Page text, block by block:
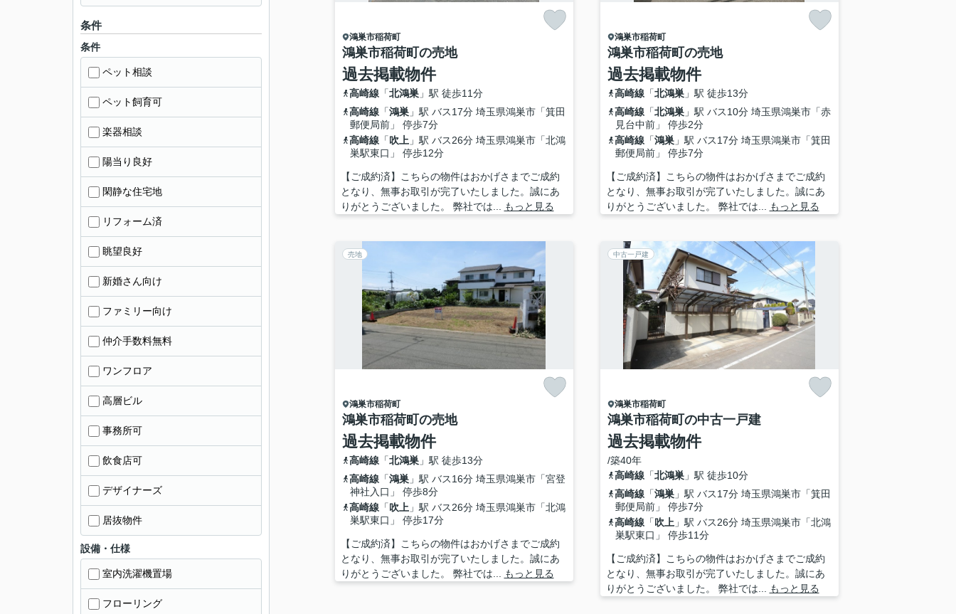
鴻巣市稲荷町
鴻巣市稲荷町の売地
過去掲載物件
高崎線「北鴻巣」駅 徒歩11分
高崎線「鴻巣」駅 バス17分 埼玉県鴻巣市「箕田
郵便局前」 停歩7分
高崎線「吹上 」駅 バス26分 埼玉県鴻巣市「北鴻
巣駅東口」 停歩12分
【ご成約済】こちらの物件はおかげさまでご成約
となり、無事お取引が完了いたしました。誠にあ
りがとうございました。 弊社では...
もっと見る
鴻巣市稲荷町
鴻巣市稲荷町の売地
過去掲載物件
高崎線「北鴻巣」駅 徒歩13分
高崎線「北鴻巣」駅 バス10分 埼玉県鴻巣市「赤
見台中前」 停歩2分
高崎線「鴻巣」駅 バス17分 埼玉県鴻巣市「箕田
郵便局前」 停歩7分
【ご成約済】こちらの物件はおかげさまでご成約
となり、無事お取引が完了いたしました。誠にあ
りがとうございました。 弊社では...
もっと見る
売地
鴻巣市稲荷町
鴻巣市稲荷町の売地
過去掲載物件
高崎線「北鴻巣」駅 徒歩13分
高崎線「鴻巣」駅 バス16分 埼玉県鴻巣市「宮登
神社入口」 停歩8分
高崎線「吹上 」駅 バス26分 埼玉県鴻巣市「北鴻
巣駅東口」 停歩17分
【ご成約済】こちらの物件はおかげさまでご成約
となり、無事お取引が完了いたしました。誠にあ
りがとうございました。 弊社では...
もっと見る
中古一戸建
鴻巣市稲荷町
鴻巣市稲荷町の中古一戸建
過去掲載物件
/築40年
高崎線「北鴻巣」駅 徒歩10分
高崎線「鴻巣」駅 バス17分 埼玉県鴻巣市「箕田
郵便局前」 停歩7分
高崎線「吹上 」駅 バス26分 埼玉県鴻巣市「北鴻
巣駅東口」 停歩11分
【ご成約済】こちらの物件はおかげさまでご成約
となり、無事お取引が完了いたしました。誠にあ
りがとうございました。 弊社では...
もっと見る
条件
条件
ペット相談
ペット飼育可
楽器相談
陽当り良好
閑静な住宅地
リフォーム済
眺望良好
新婚さん向け
ファミリー向け
仲介手数料無料
ワンフロア
高層ビル
事務所可
飲食店可
デザイナーズ
居抜物件
設備・仕様
室内洗濯機置場
フローリング